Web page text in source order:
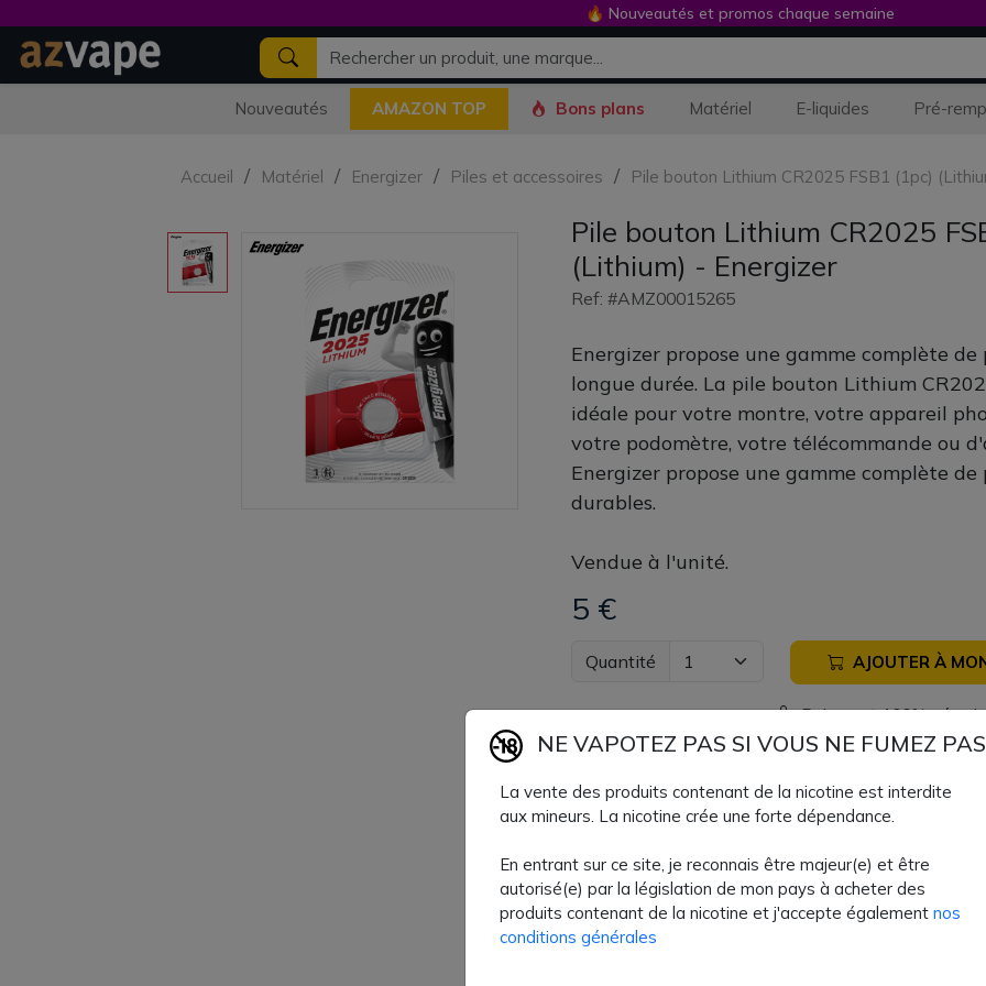
Nouveautés AMAZON TOP Bons plans Matériel E-liquides Pré-
Accueil Matériel Energizer Piles et accessoires Pile bouton Lithium CR2025 FSB1 (1pc)
Pile bouton Lithium CR2025
(Lithium) - Energizer
Ref: #AMZ00015265
Energizer propose une gamme complète
longue durée. La pile bouton Lithium
idéale pour votre montre, votre appareil
votre podomètre, votre télécommande ou
Energizer propose une gamme complète
durables.
Vendue à l'unité.
5 €
Quantité AJOUTER À
Paiement 100%
Livraison rapide
Fiche technique
Type de Produit Piles
🔥 Nouveautés et promos chaque semaine
NE VAPOTEZ PAS SI VOUS NE FUMEZ
La vente des produits contenant de la nicotine est interdite
aux mineurs. La nicotine crée une forte dépendance.
En entrant sur ce site, je reconnais être majeur(e) et être
autorisé(e) par la législation de mon pays à acheter des
produits contenant de la nicotine et j'accepte également nos
conditions générales